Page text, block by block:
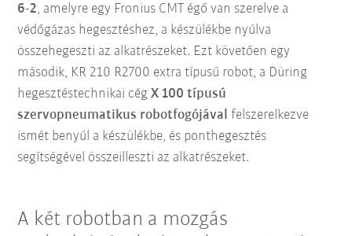
6-2, amelyre egy Fronius CMT égő van szerelve a
védőgázas hegesztéshez, a készülékbe nyúlva
összehegeszti az alkatrészeket. Ezt követően egy
második, KR 210 R2700 extra típusú robot, a Düring
hegesztéstechnikai cégX 100 típusú
szervopneumatikus robotfogójával felszerelkezve
ismét benyúl a készülékbe, és ponthegesztés
segítségével összeilleszti az alkatrészeket.
A két robotban a mozgás